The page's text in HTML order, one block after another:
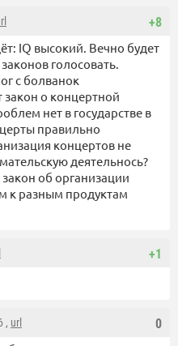
+8
IQ высокий. Вечно будет
голосовать.
с болванок
закон о концертной
нет в государстве в
правильно
концертов не
деятельнось?
об организации
к разным продуктам
+1
0
, url